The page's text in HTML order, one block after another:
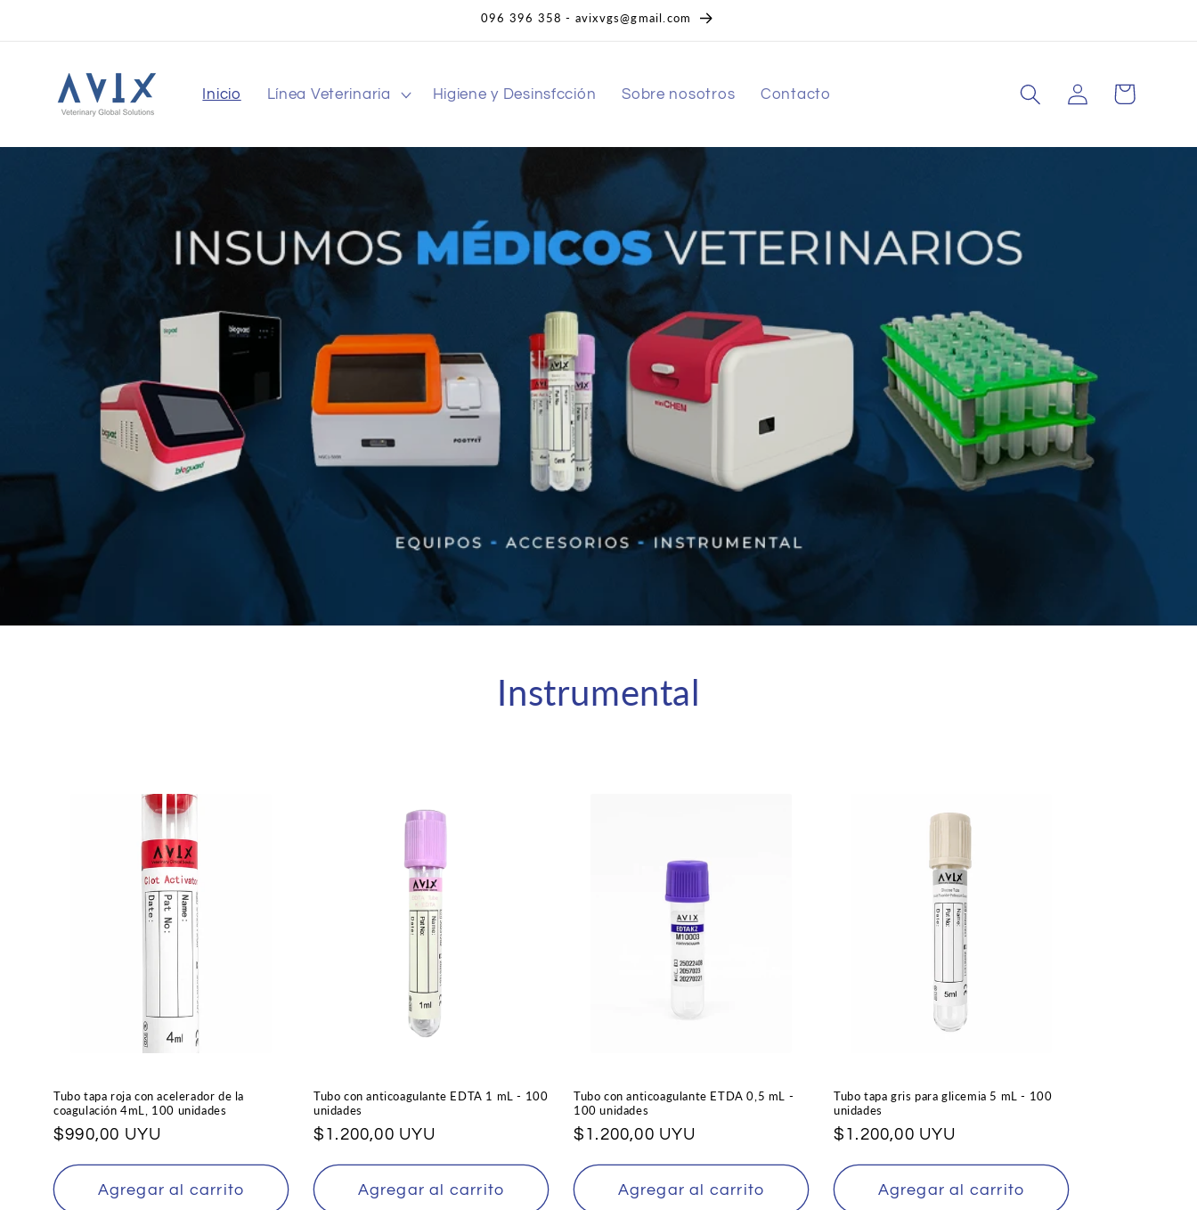
096 396 358 - avixvgs@gmail.com
Inicio Línea Veterinaria Higiene y Desinsfcción Sobre nosotros Contacto
Iniciar
sesión
Carrito
Instrumental
Tubo tapa roja con acelerador de la
coagulación 4mL, 100 unidades
Precio
$990,00 UYU
Agregar al carrito
Tubo con anticoagulante EDTA 1 mL - 100
unidades
Precio
$1.200,00 UYU
Agregar al carrito
Tubo con anticoagulante ETDA 0,5 mL -
100 unidades
Precio
$1.200,00 UYU
Agregar al carrito
Tubo tapa gris para glicemia 5 mL - 100
unidades
Precio
$1.200,00 UYU
Agregar al carrito